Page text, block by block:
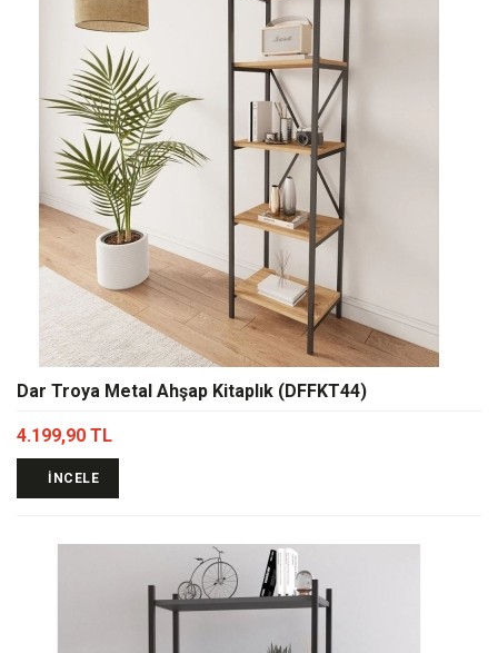
Dar Troya Metal Ahşap Kitaplık (DFFKT44)
4.199,90 TL
İNCELE